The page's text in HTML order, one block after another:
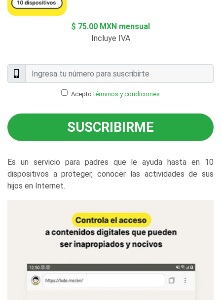
$ 75.00 MXN mensual
Incluye IVA
Aceptotérminos y condiciones
SUSCRIBIRME
Es un servicio para padres que le ayuda hasta en 10
dispositivos a proteger, conocer las actividades de sus
hijos en Internet.